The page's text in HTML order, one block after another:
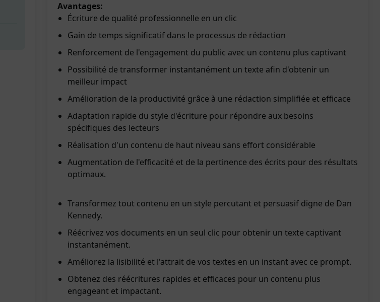
Avantages:
Écriture de qualité professionnelle en un clic
Gain de temps significatif dans le processus de rédaction
Renforcement de l'engagement du public avec un contenu plus captivant
Possibilité de transformer instantanément un texte afin d'obtenir un
meilleur impact
Amélioration de la productivité grâce à une rédaction simplifiée et efficace
Adaptation rapide du style d'écriture pour répondre aux besoins
spécifiques des lecteurs
Réalisation d'un contenu de haut niveau sans effort considérable
Augmentation de l'efficacité et de la pertinence des écrits pour des résultats
optimaux.
Transformez tout contenu en un style percutant et persuasif digne de Dan
Kennedy.
Réécrivez vos documents en un seul clic pour obtenir un texte captivant
instantanément.
Améliorez la lisibilité et l'attrait de vos textes en un instant avec ce prompt.
Obtenez des réécritures rapides et efficaces pour un contenu plus
engageant et impactant.